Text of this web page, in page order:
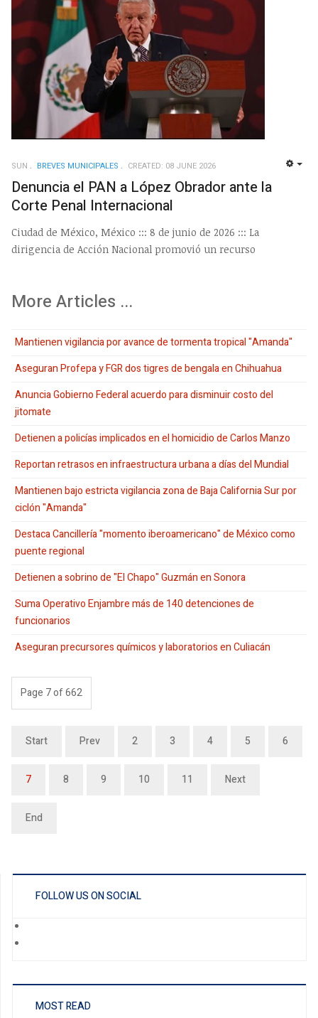
SUN BREVES MUNICIPALES CREATED: 08 JUNE 2026
Denuncia el PAN a López Obrador ante la
Corte Penal Internacional
Ciudad de México, México ::: 8 de junio de 2026 ::: La
dirigencia de Acción Nacional promovió un recurso
More Articles ...
Mantienen vigilancia por avance de tormenta tropical "Amanda"
Aseguran Profepa y FGR dos tigres de bengala en Chihuahua
Anuncia Gobierno Federal acuerdo para disminuir costo del
jitomate
Detienen a policías implicados en el homicidio de Carlos Manzo
Reportan retrasos en infraestructura urbana a días del Mundial
Mantienen bajo estricta vigilancia zona de Baja California Sur por
ciclón "Amanda"
Destaca Cancillería "momento iberoamericano" de México como
puente regional
Detienen a sobrino de "El Chapo" Guzmán en Sonora
Suma Operativo Enjambre más de 140 detenciones de
funcionarios
Aseguran precursores químicos y laboratorios en Culiacán
Page 7 of 662
Start Prev 2 3 4 5 6
7 8 9 10 11 Next
End
FOLLOW US ON SOCIAL
MOST READ